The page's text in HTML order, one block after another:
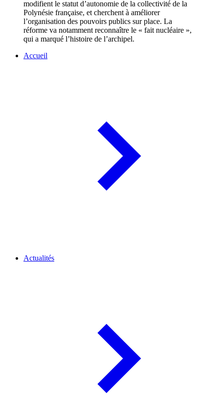
modifient le statut d’autonomie de la collectivité de la
Polynésie française, et cherchent à améliorer
l’organisation des pouvoirs publics sur place. La
réforme va notamment reconnaître le « fait nucléaire »,
qui a marqué l’histoire de l’archipel.
Accueil
Actualités